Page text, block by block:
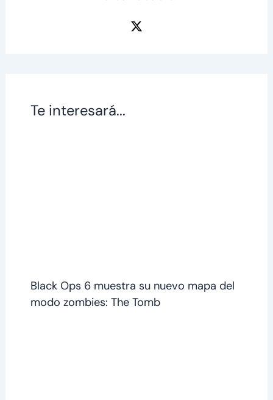
Te interesará...
Black Ops 6 muestra su nuevo mapa del
modo zombies: The Tomb